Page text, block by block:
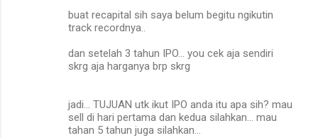
buat recapital sih saya belum begitu ngikutin
track recordnya..
dan setelah 3 tahun IPO... you cek aja sendiri
skrg aja harganya brp skrg
jadi... TUJUAN utk ikut IPO anda itu apa sih? mau
sell di hari pertama dan kedua silahkan... mau
tahan 5 tahun juga silahkan...